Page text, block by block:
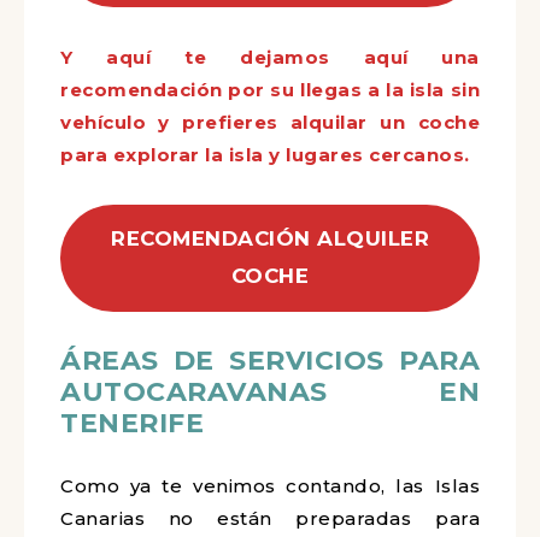
Y aquí te dejamos aquí una
recomendación por su llegas a la isla sin
vehículo y prefieres alquilar un coche
para explorar la isla y lugares cercanos.
RECOMENDACIÓN ALQUILER
COCHE
ÁREAS DE SERVICIOS PARA
AUTOCARAVANAS EN
TENERIFE
Como ya te venimos contando, las Islas
Canarias no están preparadas para